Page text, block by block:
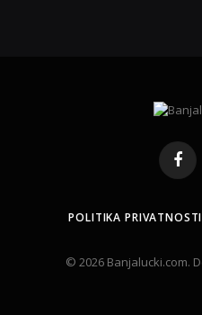
POLITIKA PRIVATNOSTI
© 2026 Banjalucki.com.